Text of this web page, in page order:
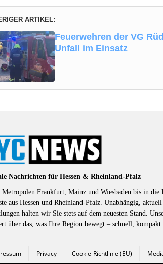
ARTIKEL:
Feuerwehren der VG
Unfall im Einsatz
Nachrichten für Hessen & Rheinland-Pfalz
Metropolen Frankfurt, Mainz und Wiesbaden bis in
aus Hessen und Rheinland-Pfalz. Unabhängig,
halten wir Sie stets auf dem neuesten Stand.
über das, was Ihre Region bewegt – schnell,
Privacy Cookie-Richtlinie (EU)